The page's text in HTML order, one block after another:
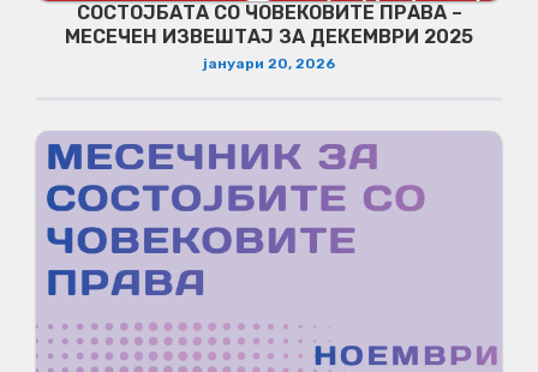
СОСТОЈБАТА СО ЧОВЕКОВИТЕ ПРАВА –
МЕСЕЧЕН ИЗВЕШТАЈ ЗА ДЕКЕМВРИ 2025
јануари 20, 2026